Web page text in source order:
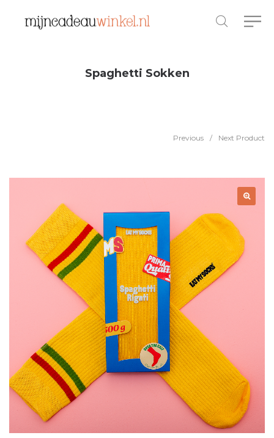
Spaghetti Sokken
Previous / Next Product